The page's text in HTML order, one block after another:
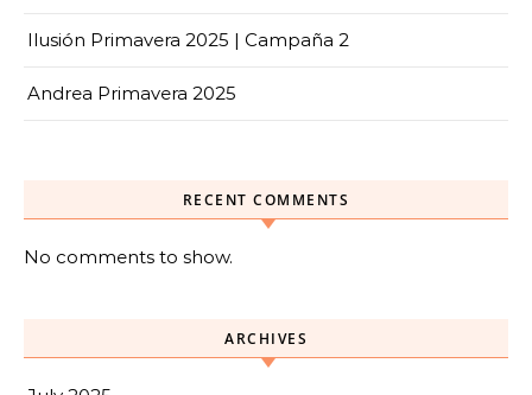
Ilusión Primavera 2025 | Campaña 2
Andrea Primavera 2025
RECENT COMMENTS
No comments to show.
ARCHIVES